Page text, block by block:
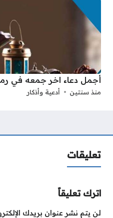
أجمل دعاء اخر جمعه في
منذ سنتين أدعية وأذكار
تعليقات
اترك تعليقاً
لن يتم نشر عنوان بريدك